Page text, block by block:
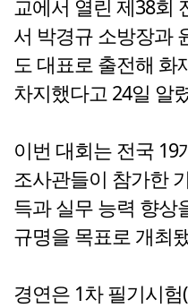
교에서 열린 제38회
서 박경규 소방장과
도 대표로 출전해 화
차지했다고 24일 알
이번 대회는 전국 19
조사관들이 참가한
득과 실무 능력 향상
규명을 목표로 개최
경연은 1차 필기시